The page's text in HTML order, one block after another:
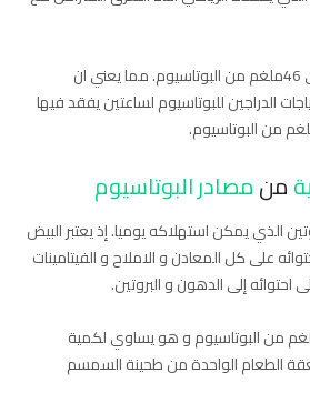
إذ تحتوي التمرة الواحدة على 46ملغم من البوتاسيوم. مما يعني ان
احتياجات الدراجين للبوتاسيوم لساعتين يفقد فيها
منمصادر البوتاسيوم
الذي يمكن استهلاكه يوميا. إذ يعتبر البيض
على كل المعادن و الاملاح و الفيتامينات
احتوائه إلى الدهون و البروتين.
البيضة الواحدة 63 ملغم من البوتاسيوم و هو يساوي لكمية
الطعام الواحدة من طحينة السمسم